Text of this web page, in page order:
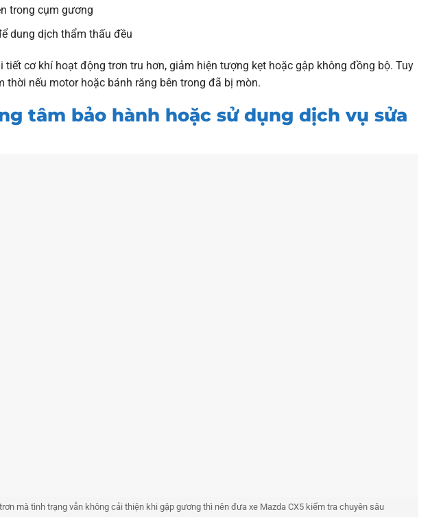
trong cụm gương
dung dịch thẩm thấu đều
tiết cơ khí hoạt động trơn tru hơn, giảm hiện tượng kẹt hoặc gập không đồng bộ. Tuy
thời nếu motor hoặc bánh răng bên trong đã bị mòn.
tâm bảo hành hoặc sử dụng dịch vụ sửa
mà tình trạng vẫn không cải thiện khi gập gương thì nên đưa xe Mazda CX5 kiểm tra chuyên sâu